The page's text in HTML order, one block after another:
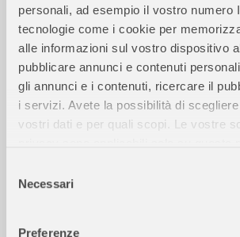
personali, ad esempio il vostro numero
tecnologie come i cookie per
alle informazioni sul vostro dispositivo
pubblicare annunci e contenuti
gli annunci e i contenuti, ricercare il
i servizi. Avete la possibilità di
vostri dati e per quali scopi. Le vostre
modificare o revocare il proprio
momento dalla Dichiarazione sui
delNecessari
Preferenze
€5,61 €5,90 -5%
non disponibile
CRAYOLA
Coloring Set Color Wonder Amici della